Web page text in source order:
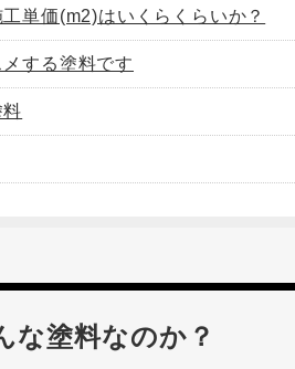
単価(m2)はいくらくらいか？
する塗料です
な塗料なのか？